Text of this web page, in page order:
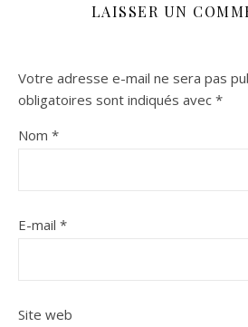
LAISSER UN
Votre adresse e-mail ne sera pas
obligatoires sont indiqués avec *
Nom *
E-mail *
Site web